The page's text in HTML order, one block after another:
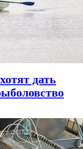
дать